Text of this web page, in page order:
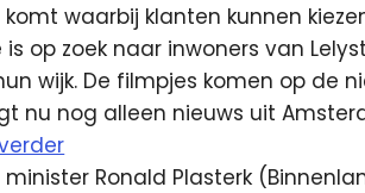
waarbij klanten kunnen
is op zoek naar inwoners van
wijk. De filmpjes komen op de
nu nog alleen nieuws uit
minister Ronald Plasterk